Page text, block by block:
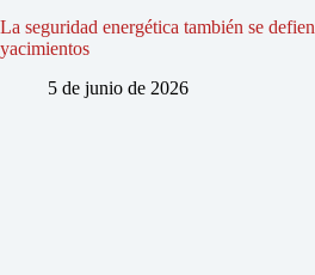
La seguridad energética también se
yacimientos
5 de junio de 2026